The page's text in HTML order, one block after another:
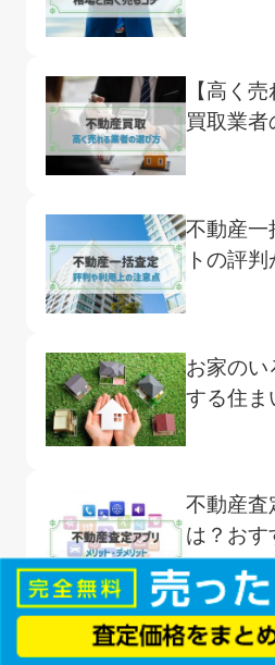
調べ方や
ツまで紹
【高く
買取業者
買取・仲
注意点
不動産一
トの評判
点、おす
をご紹介
お家のい
する住ま
サービス
不動産査
は？おす
選と使用
デメリッ
3,000万